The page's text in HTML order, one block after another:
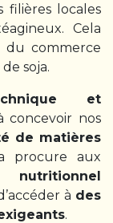
filières locales
Cela
du commerce
soja.
et
concevoir nos
de matières
procure aux
à des
.